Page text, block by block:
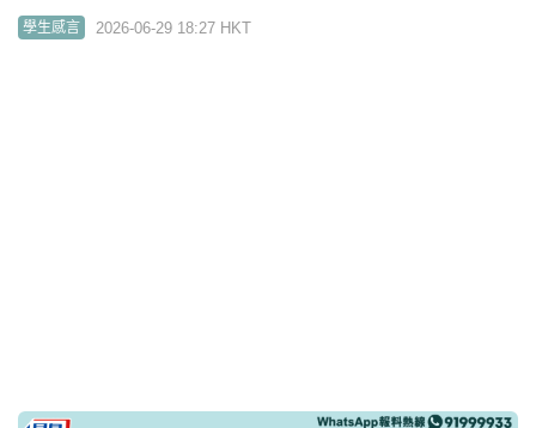
學生感言 2026-06-29 18:27 HKT
圈 推廣共融破種族隔閡